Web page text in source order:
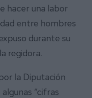
hacer una labor
entre hombres
durante su
regidora.
la Diputación
“cifras